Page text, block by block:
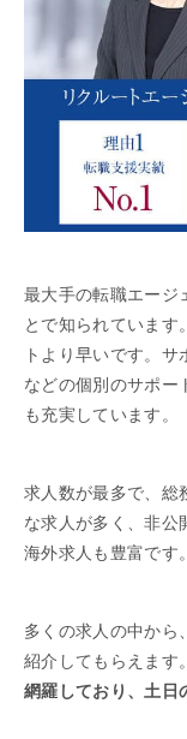
最大手の転職エージ
とで知られています
トより早いです。
などの個別のサポー
も充実しています。
求人数が最多で、総
な求人が多く、非公
海外求人も豊富です。
多くの求人の中から
紹介してもらえます
網羅しており、土日